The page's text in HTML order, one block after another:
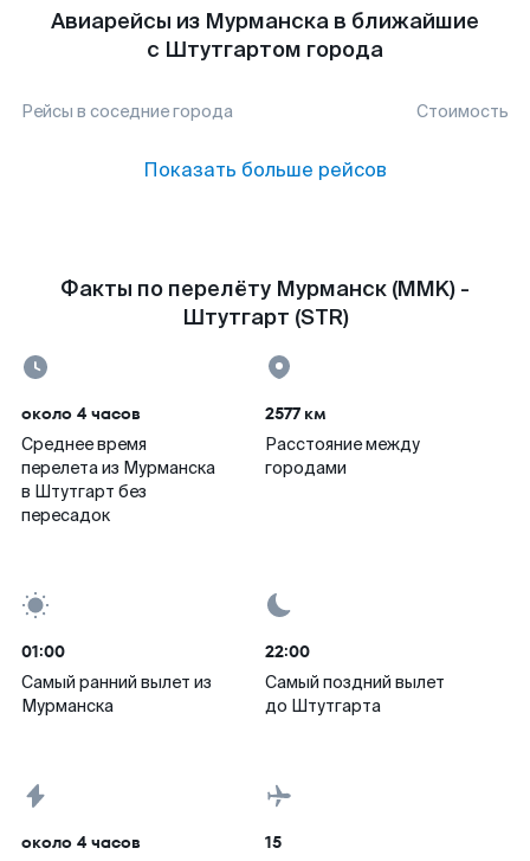
Авиарейсы из Мурманска в ближайшие
с Штутгартом города
Рейсы в соседние города Стоимость
Показать больше рейсов
Факты по перелёту Мурманск (MMK) -
Штутгарт (STR)
около 4 часов
Среднее время
перелета из Мурманска
в Штутгарт без
пересадок
2577 км
Расстояние между
городами
01:00
Самый ранний вылет из
Мурманска
22:00
Самый поздний вылет
до Штутгарта
около 4 часов 15